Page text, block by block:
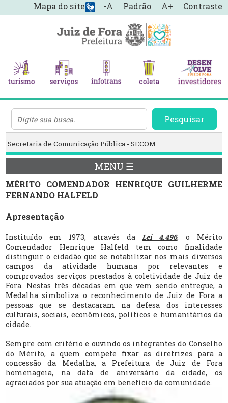
-A Padrão A+ Contraste
Mapa do site
Pesquisar
Secretaria de Comunicação Pública - SECOM
MENU ☰
MÉRITO COMENDADOR HENRIQUE GUILHERME
FERNANDO HALFELD
Apresentação
Instituído em 1973, através daLei 4.496, o Mérito
Comendador Henrique Halfeld tem como finalidade
distinguir o cidadão que se notabilizar nos mais diversos
campos da atividade humana por relevantes e
comprovados serviços prestados à coletividade de Juiz de
Fora. Nestas três décadas em que vem sendo entregue, a
Medalha simboliza o reconhecimento de Juiz de Fora a
pessoas que se destacaram na defesa dos interesses
culturais, sociais, econômicos, políticos e humanitários da
cidade.
Sempre com critério e ouvindo os integrantes do Conselho
do Mérito, a quem compete fixar as diretrizes para a
concessão da Medalha, a Prefeitura de Juiz de Fora
homenageia, na data de aniversário da cidade, os
agraciados por sua atuação em benefício da comunidade.